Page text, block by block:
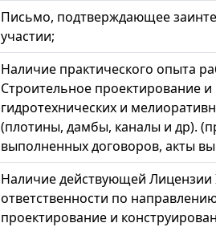
Письмо, подтверждающее
участии;
Наличие практического опыта
Строительное проектирование
гидротехнических и
(плотины, дамбы, каналы и др).
выполненных договоров, акты
Наличие действующей Лицензии
ответственности по
проектирование и